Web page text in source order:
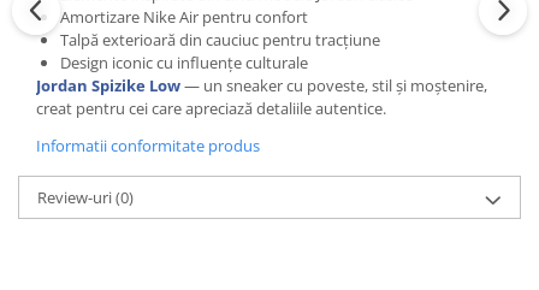
Amortizare Nike Air pentru confort
Talpă exterioară din cauciuc pentru tracțiune
Design iconic cu influențe culturale
Jordan Spizike Low— un sneaker cu poveste, stil și moștenire,
creat pentru cei care apreciază detaliile autentice.
Informatii conformitate produs
Review-uri(0)